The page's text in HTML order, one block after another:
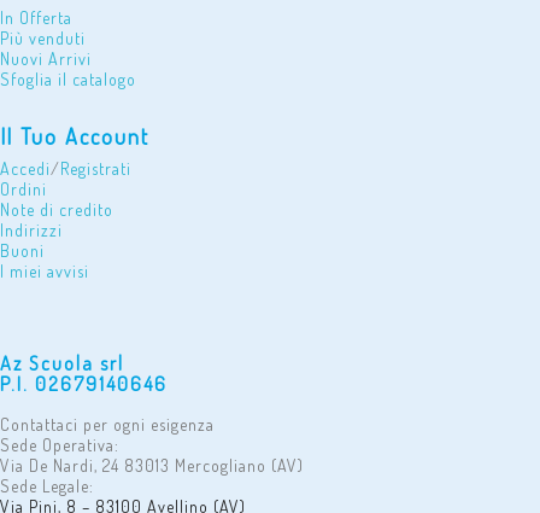
In Offerta
Più venduti
Nuovi Arrivi
Sfoglia il catalogo
Il Tuo Account
Accedi/Registrati
Ordini
Note di credito
Indirizzi
Buoni
I miei avvisi
Az Scuola srl
P.I. 02679140646
Contattaci per ogni esigenza
Sede Operativa:
Via De Nardi, 24 83013 Mercogliano (AV)
Sede Legale:
Via Pini, 8 – 83100 Avellino (AV)